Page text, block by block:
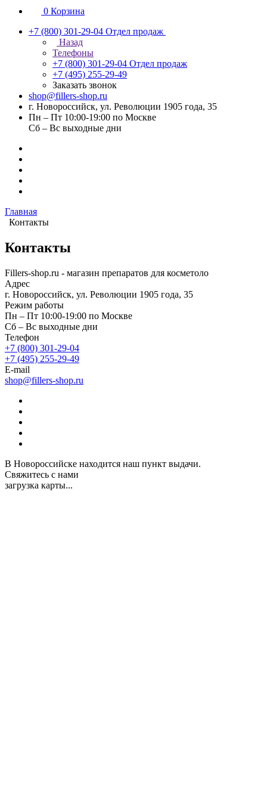
0 Корзина
+7 (800) 301-29-04 Отдел продаж
Назад
Телефоны
+7 (800) 301-29-04 Отдел продаж
+7 (495) 255-29-49
Заказать звонок
shop@fillers-shop.ru
г. Новороссийск, ул. Революции 1905 года, 35
Пн – Пт 10:00-19:00 по Москве
Сб – Вс выходные дни
Главная
Контакты
Контакты
Fillers-shop.ru - магазин препаратов для косметоло
Адрес
г. Новороссийск, ул. Революции 1905 года, 35
Режим работы
Пн – Пт 10:00-19:00 по Москве
Сб – Вс выходные дни
Телефон
+7 (800) 301-29-04
+7 (495) 255-29-49
E-mail
shop@fillers-shop.ru
В Новороссийске находится наш пункт выдачи.
Свяжитесь с нами
загрузка карты...